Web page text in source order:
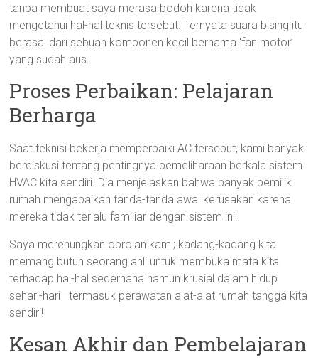
tanpa membuat saya merasa bodoh karena tidak
mengetahui hal-hal teknis tersebut. Ternyata suara bising itu
berasal dari sebuah komponen kecil bernama ‘fan motor’
yang sudah aus.
Proses Perbaikan: Pelajaran
Berharga
Saat teknisi bekerja memperbaiki AC tersebut, kami banyak
berdiskusi tentang pentingnya pemeliharaan berkala sistem
HVAC kita sendiri. Dia menjelaskan bahwa banyak pemilik
rumah mengabaikan tanda-tanda awal kerusakan karena
mereka tidak terlalu familiar dengan sistem ini.
Saya merenungkan obrolan kami; kadang-kadang kita
memang butuh seorang ahli untuk membuka mata kita
terhadap hal-hal sederhana namun krusial dalam hidup
sehari-hari—termasuk perawatan alat-alat rumah tangga kita
sendiri!
Kesan Akhir dan Pembelajaran